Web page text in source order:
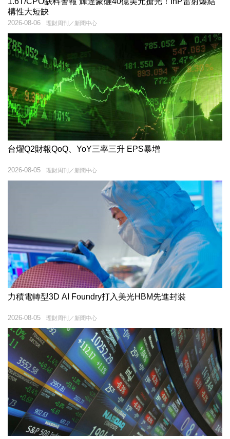
構性大短缺
理財周刊／新聞中心
2026-08-06
台燿Q2財報QoQ、YoY三率三升 EPS暴增
理財周刊／新聞中心
2026-08-05
力積電轉型3D AI Foundry打入美光HBM先進封裝
理財周刊／新聞中心
2026-08-05